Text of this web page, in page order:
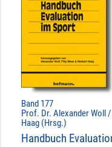
Band 177
Prof. Dr. Alexander Woll
Haag (Hrsg.)
Handbuch